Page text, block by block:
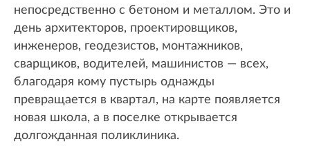
непосредственно с бетоном и металлом. Это и
день архитекторов, проектировщиков,
инженеров, геодезистов, монтажников,
сварщиков, водителей, машинистов — всех,
благодаря кому пустырь однажды
превращается в квартал, на карте появляется
новая школа, а в поселке открывается
долгожданная поликлиника.